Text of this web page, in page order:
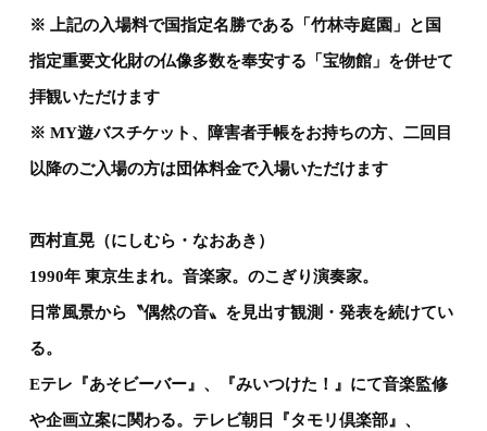
※ 上記の入場料で国指定名勝である「竹林寺庭園」と国
指定重要文化財の仏像多数を奉安する「宝物館」を併せて
拝観いただけます
※ MY遊バスチケット、障害者手帳をお持ちの方、二回目
以降のご入場の方は団体料金で入場いただけます
西村直晃（にしむら・なおあき）
1990年 東京生まれ。音楽家。のこぎり演奏家。
日常風景から〝偶然の音〟を見出す観測・発表を続けてい
る。
Eテレ『あそビーバー』、『みいつけた！』にて音楽監修
や企画立案に関わる。テレビ朝日『タモリ倶楽部』、